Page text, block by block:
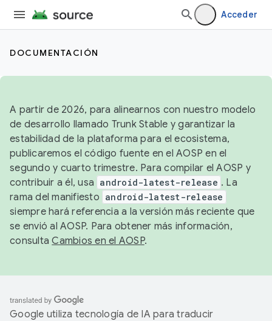
Acceder
DOCUMENTACIÓN
A partir de 2026, para alinearnos con nuestro modelo
de desarrollo llamado Trunk Stable y garantizar la
estabilidad de la plataforma para el ecosistema,
publicaremos el código fuente en el AOSP en el
segundo y cuarto trimestre. Para compilar el AOSP y
contribuir a él, usa android-latest-release . La
rama del manifiesto android-latest-release
siempre hará referencia a la versión más reciente que
se envió al AOSP. Para obtener más información,
consultaCambios en el AOSP.
Google utiliza tecnología de IA para traducir